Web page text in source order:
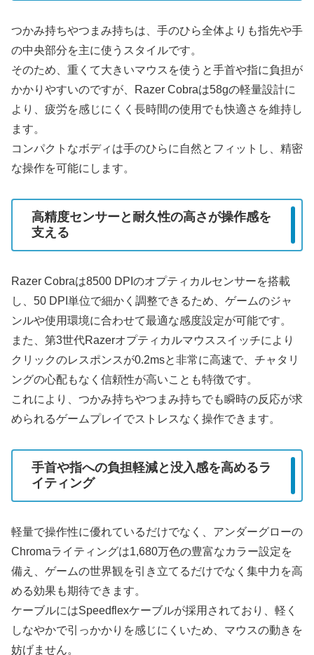
つかみ持ちやつまみ持ちは、手のひら全体よりも指先や手
の中央部分を主に使うスタイルです。
そのため、重くて大きいマウスを使うと手首や指に負担が
かかりやすいのですが、Razer Cobraは58gの軽量設計に
より、疲労を感じにくく長時間の使用でも快適さを維持し
ます。
コンパクトなボディは手のひらに自然とフィットし、精密
な操作を可能にします。
高精度センサーと耐久性の高さが操作感を
支える
Razer Cobraは8500 DPIのオプティカルセンサーを搭載
し、50 DPI単位で細かく調整できるため、ゲームのジャ
ンルや使用環境に合わせて最適な感度設定が可能です。
また、第3世代Razerオプティカルマウススイッチにより
クリックのレスポンスが0.2msと非常に高速で、チャタリ
ングの心配もなく信頼性が高いことも特徴です。
これにより、つかみ持ちやつまみ持ちでも瞬時の反応が求
められるゲームプレイでストレスなく操作できます。
手首や指への負担軽減と没入感を高めるラ
イティング
軽量で操作性に優れているだけでなく、アンダーグローの
Chromaライティングは1,680万色の豊富なカラー設定を
備え、ゲームの世界観を引き立てるだけでなく集中力を高
める効果も期待できます。
ケーブルにはSpeedflexケーブルが採用されており、軽く
しなやかで引っかかりを感じにくいため、マウスの動きを
妨げません。